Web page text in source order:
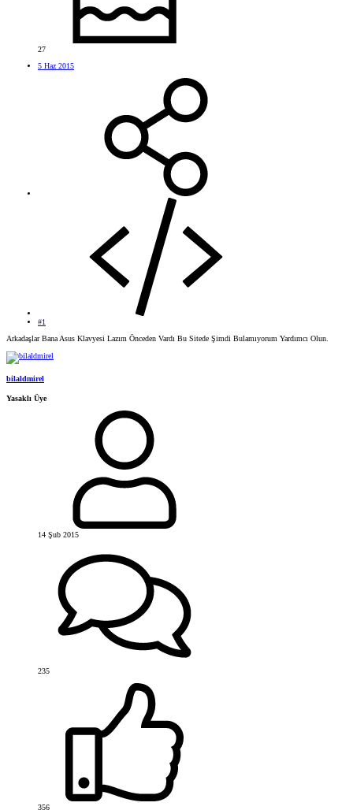
27
5 Haz 2015
#1
Arkadaşlar Bana Asus Klavyesi Lazım Önceden Vardı Bu Sitede Şimdi Bulamıyorum Yardımcı Olun.
bilaldmirel
Yasaklı Üye
14 Şub 2015
235
356